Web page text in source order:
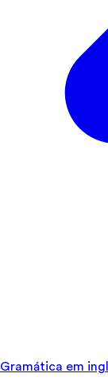
Gramática em